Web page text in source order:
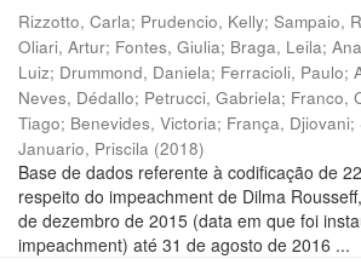
Rizzotto, Carla; Prudencio, Kelly; Sampaio,
Oliari, Artur; Fontes, Giulia; Braga, Leila;
Luiz; Drummond, Daniela; Ferracioli, Paulo;
Neves, Dédallo; Petrucci, Gabriela; Franco,
Tiago; Benevides, Victoria; França, Djiovani;
Januario, Priscila (2018)
Base de dados referente à codificação de
respeito do impeachment de Dilma
de dezembro de 2015 (data em que foi
impeachment) até 31 de agosto de 2016 ...